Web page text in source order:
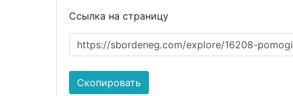
Ссылка на страницу
https://sbordeneg.com/explore/16208-
Скопировать